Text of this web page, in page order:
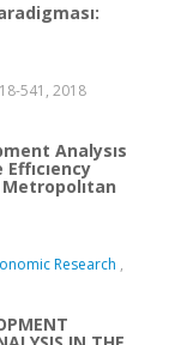
541, 2018
Analysıs
Metropolıtan
Research ,